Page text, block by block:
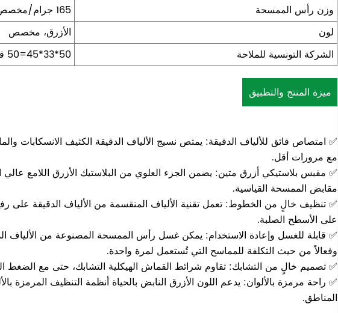
وزن رأس الممسحة
165 جرام/مخصص
لون
الأزرق، مخصص
الشركة التونسية للملاحة
50*33*45=50 قطعة
ميزة المنتج والتطبيق
✅ امتصاص فائق للألياف الدقيقة: يمتص نسيج الألياف الدقيقة الكثيف الانسكابات
مع مرورات أقل.
✅ مقبس بلاستيكي أزرق متين: يضمن الجزء العلوي من البلاستيك الأزرق اللامع عالي
مقابض الممسحة القياسية.
✅ تنظيف خالٍ من الخطوط: تعمل تقنية الألياف المنقسمة من الألياف الدقيقة على
على الأسطح الصلبة.
✅ قابلة للغسل وإعادة الاستخدام: يمكن غسل رأس الممسحة المصنوعة من الألياف
وفعالاً من حيث التكلفة للمماسح التي تُستعمل لمرة واحدة.
✅ تصميم خالٍ من التشابك: تقاوم شرائط القماش الهيكلية التشابك، حتى مع الضغط
✅ راحة مرمزة بالألوان: يدعم اللون الأزرق النابض بالحياة أنظمة التنظيف المرمزة
المناطق.